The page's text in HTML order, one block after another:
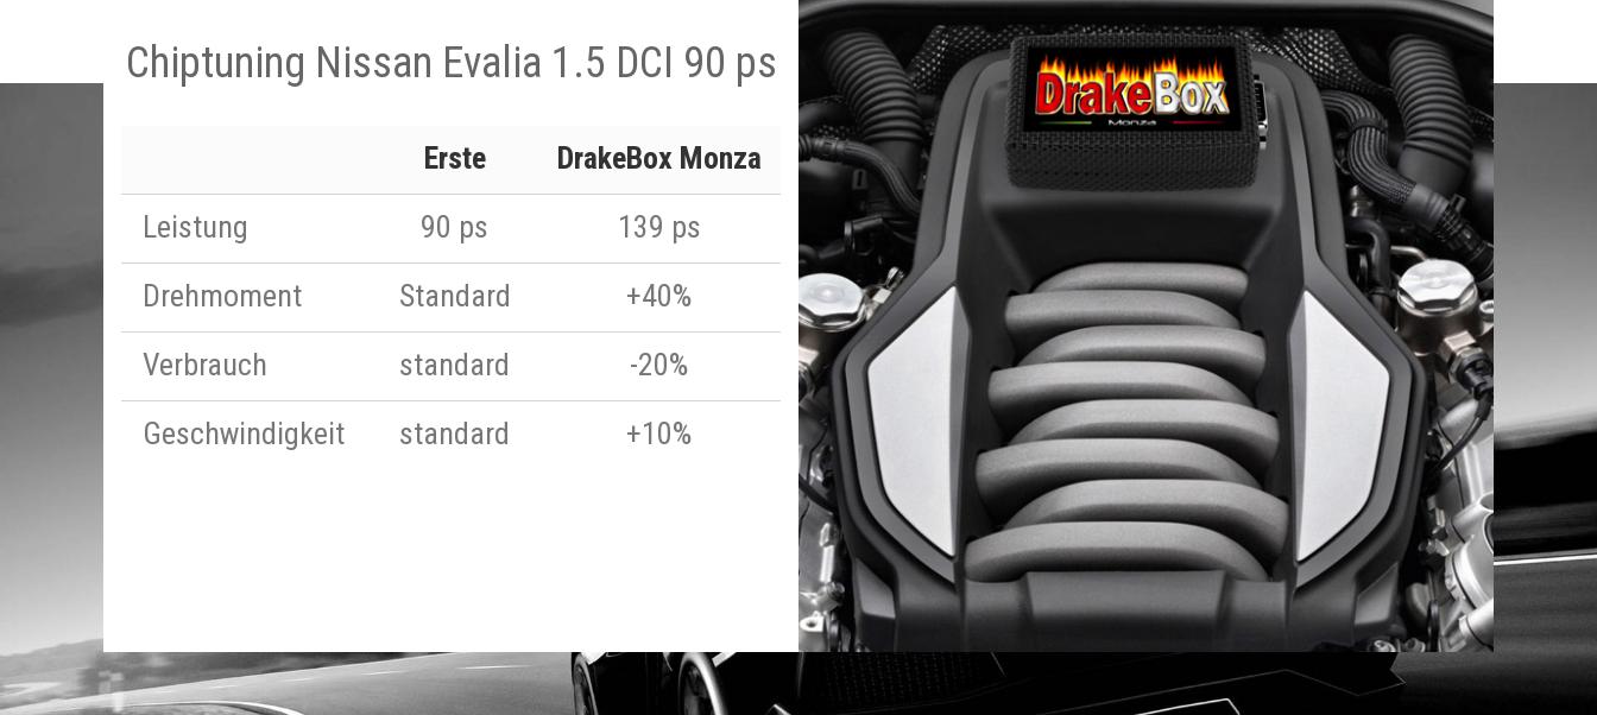
Chiptuning Nissan Evalia 1.5 DCI 90 ps
Erste
DrakeBox Monza
Leistung
90 ps
139 ps
Drehmoment
Standard
+40%
Verbrauch
standard
-20%
Geschwindigkeit
standard +10%